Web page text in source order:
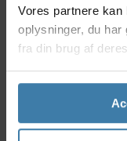
Vores partnere
oplysninger, du
fra din brug af
BBT-22 nøglen
kranklejeskåle,
Specifikation
Park Tool
Bruges i